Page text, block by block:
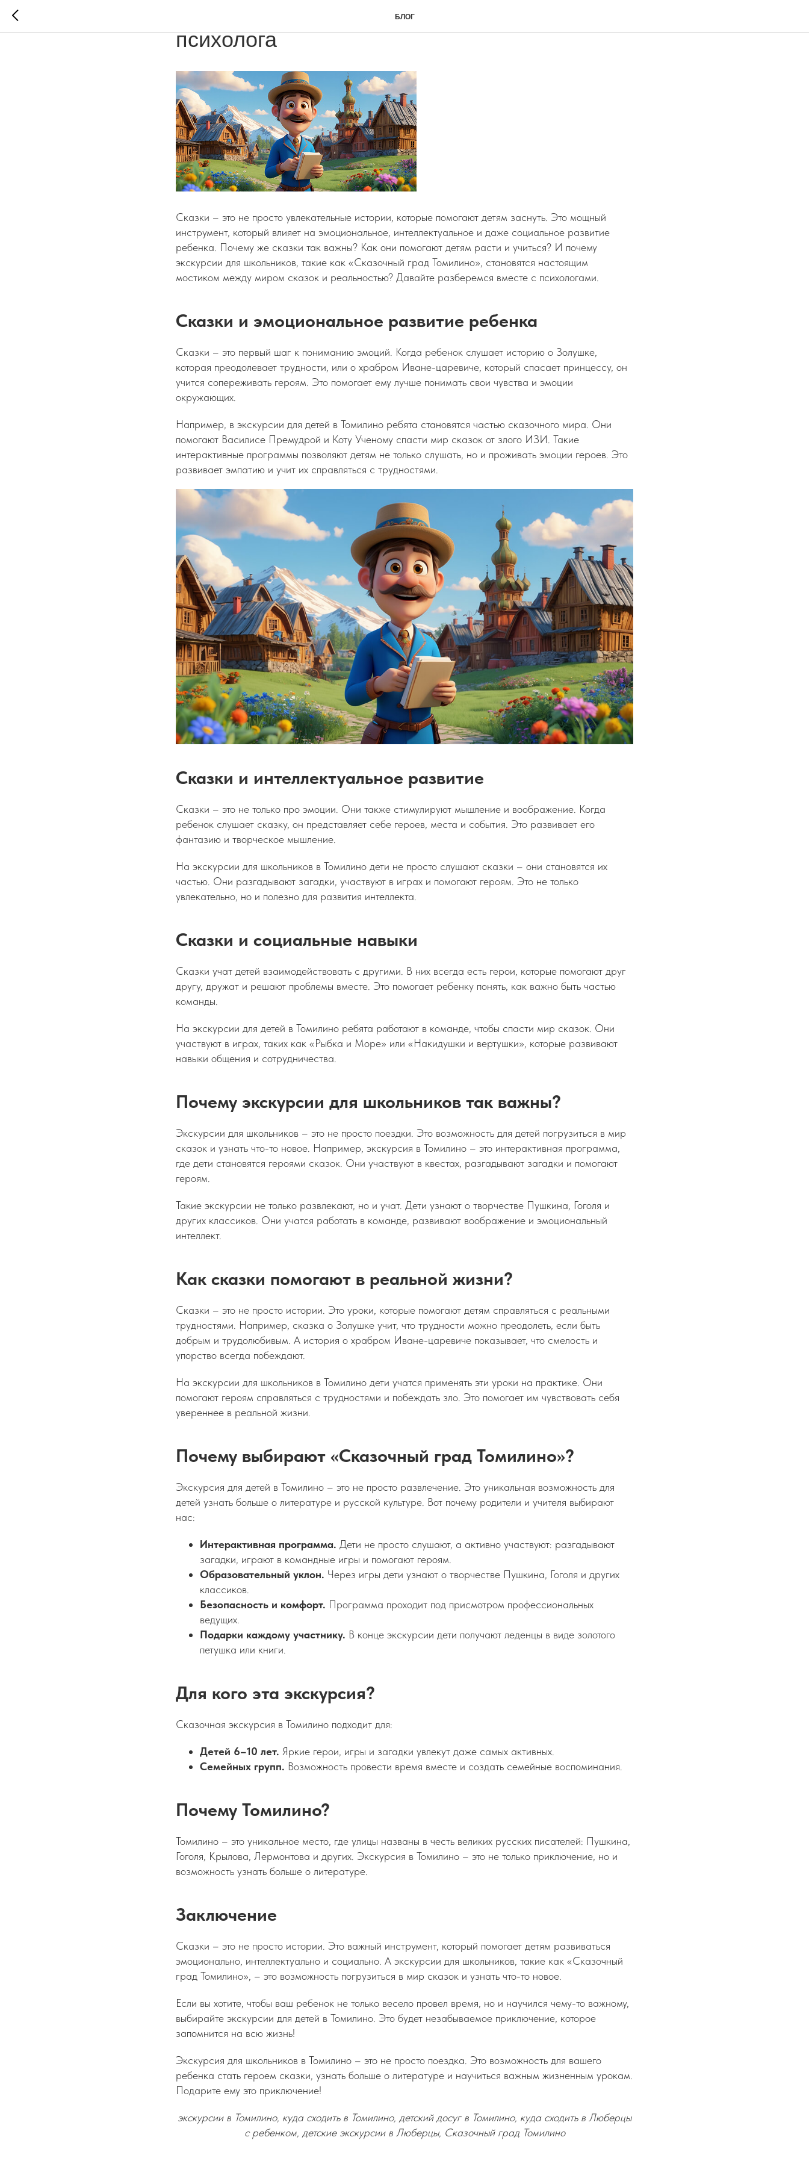
БЛОГ
Почему детям важно читать сказки: мнение
психолога
Сказки – это не просто увлекательные истории, которые помогают детям заснуть. Это мощный
инструмент, который влияет на эмоциональное, интеллектуальное и даже социальное развитие
ребенка. Почему же сказки так важны? Как они помогают детям расти и учиться? И почему
экскурсии для школьников, такие как «Сказочный град Томилино», становятся настоящим
мостиком между миром сказок и реальностью? Давайте разберемся вместе с психологами.
Сказки и эмоциональное развитие ребенка
Сказки – это первый шаг к пониманию эмоций. Когда ребенок слушает историю о Золушке,
которая преодолевает трудности, или о храбром Иване-царевиче, который спасает принцессу, он
учится сопереживать героям. Это помогает ему лучше понимать свои чувства и эмоции
окружающих.
Например, в экскурсии для детей в Томилино ребята становятся частью сказочного мира. Они
помогают Василисе Премудрой и Коту Ученому спасти мир сказок от злого ИЗИ. Такие
интерактивные программы позволяют детям не только слушать, но и проживать эмоции героев. Это
развивает эмпатию и учит их справляться с трудностями.
Сказки и интеллектуальное развитие
Сказки – это не только про эмоции. Они также стимулируют мышление и воображение. Когда
ребенок слушает сказку, он представляет себе героев, места и события. Это развивает его
фантазию и творческое мышление.
На экскурсии для школьников в Томилино дети не просто слушают сказки – они становятся их
частью. Они разгадывают загадки, участвуют в играх и помогают героям. Это не только
увлекательно, но и полезно для развития интеллекта.
Сказки и социальные навыки
Сказки учат детей взаимодействовать с другими. В них всегда есть герои, которые помогают друг
другу, дружат и решают проблемы вместе. Это помогает ребенку понять, как важно быть частью
команды.
На экскурсии для детей в Томилино ребята работают в команде, чтобы спасти мир сказок. Они
участвуют в играх, таких как «Рыбка и Море» или «Накидушки и вертушки», которые развивают
навыки общения и сотрудничества.
Почему экскурсии для школьников так важны?
Экскурсии для школьников – это не просто поездки. Это возможность для детей погрузиться в мир
сказок и узнать что-то новое. Например, экскурсия в Томилино – это интерактивная программа,
где дети становятся героями сказок. Они участвуют в квестах, разгадывают загадки и помогают
героям.
Такие экскурсии не только развлекают, но и учат. Дети узнают о творчестве Пушкина, Гоголя и
других классиков. Они учатся работать в команде, развивают воображение и эмоциональный
интеллект.
Как сказки помогают в реальной жизни?
Сказки – это не просто истории. Это уроки, которые помогают детям справляться с реальными
трудностями. Например, сказка о Золушке учит, что трудности можно преодолеть, если быть
добрым и трудолюбивым. А история о храбром Иване-царевиче показывает, что смелость и
упорство всегда побеждают.
На экскурсии для школьников в Томилино дети учатся применять эти уроки на практике. Они
помогают героям справляться с трудностями и побеждать зло. Это помогает им чувствовать себя
увереннее в реальной жизни.
Почему выбирают «Сказочный град Томилино»?
Экскурсия для детей в Томилино – это не просто развлечение. Это уникальная возможность для
детей узнать больше о литературе и русской культуре. Вот почему родители и учителя выбирают
нас:
Интерактивная программа. Дети не просто слушают, а активно участвуют: разгадывают
загадки, играют в командные игры и помогают героям.
Образовательный уклон. Через игры дети узнают о творчестве Пушкина, Гоголя и других
классиков.
Безопасность и комфорт. Программа проходит под присмотром профессиональных
ведущих.
Подарки каждому участнику. В конце экскурсии дети получают леденцы в виде золотого
петушка или книги.
Для кого эта экскурсия?
Сказочная экскурсия в Томилино подходит для:
Детей 6–10 лет. Яркие герои, игры и загадки увлекут даже самых активных.
Семейных групп. Возможность провести время вместе и создать семейные воспоминания.
Почему Томилино?
Томилино – это уникальное место, где улицы названы в честь великих русских писателей: Пушкина,
Гоголя, Крылова, Лермонтова и других. Экскурсия в Томилино – это не только приключение, но и
возможность узнать больше о литературе.
Заключение
Сказки – это не просто истории. Это важный инструмент, который помогает детям развиваться
эмоционально, интеллектуально и социально. А экскурсии для школьников, такие как «Сказочный
град Томилино», – это возможность погрузиться в мир сказок и узнать что-то новое.
Если вы хотите, чтобы ваш ребенок не только весело провел время, но и научился чему-то важному,
выбирайте экскурсии для детей в Томилино. Это будет незабываемое приключение, которое
запомнится на всю жизнь!
Экскурсия для школьников в Томилино – это не просто поездка. Это возможность для вашего
ребенка стать героем сказки, узнать больше о литературе и научиться важным жизненным урокам.
Подарите ему это приключение!
экскурсии в Томилино, куда сходить в Томилино, детский досуг в Томилино, куда сходить в Люберцы
с ребенком, детские экскурсии в Люберцы, Сказочный град Томилино